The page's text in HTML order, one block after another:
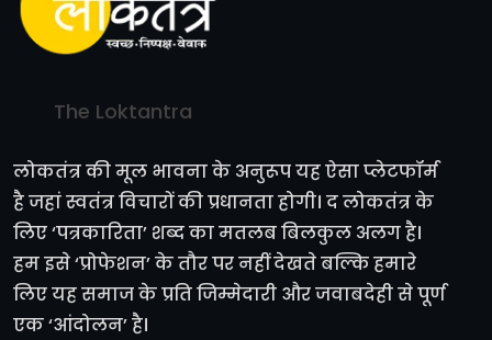
The Loktantra
लोकतंत्र की मूल भावना के अनुरूप यह ऐसा प्लेटफॉर्म
है जहां स्वतंत्र विचारों की प्रधानता होगी। द लोकतंत्र के
लिए ‘पत्रकारिता’ शब्द का मतलब बिलकुल अलग है।
हम इसे ‘प्रोफेशन’ के तौर पर नहीं देखते बल्कि हमारे
लिए यह समाज के प्रति जिम्मेदारी और जवाबदेही से पूर्ण
एक ‘आंदोलन’ है।